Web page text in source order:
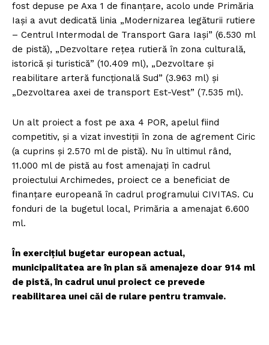
fost depuse pe Axa 1 de finanțare, acolo unde Primăria
Iași a avut dedicată linia „Modernizarea legăturii rutiere
– Centrul Intermodal de Transport Gara Iași” (6.530 ml
de pistă), „Dezvoltare rețea rutieră în zona culturală,
istorică și turistică” (10.409 ml), „Dezvol­tare și
reabilitare arteră funcțională Sud” (3.963 ml) și
„Dezvoltarea axei de transport Est-Vest” (7.535 ml).
Un alt proiect a fost pe axa 4 POR, apelul fiind
competitiv, și a vizat investiții în zona de agrement Ciric
(a cuprins și 2.570 ml de pistă). Nu în ultimul rând,
11.000 ml de pistă au fost amenajați în cadrul
proiectului Archi­medes, proiect ce a beneficiat de
finanțare europeană în cadrul programului CIVITAS. Cu
fonduri de la bugetul local, Pri­măria a amenajat 6.600
ml.
În exercițiul bugetar european actual,
municipalitatea are în plan să amenajeze doar 914 ml
de pistă, în cadrul unui proiect ce prevede
reabilitarea unei căi de rulare pentru tramvaie.